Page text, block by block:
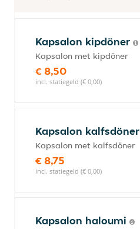
Kapsalon kipdöner
Kapsalon met kipdöner
€ 8,50
incl. statiegeld (€ 0,00)
Kapsalon kalfsdöner
Kapsalon met kalfsdöner
€ 8,75
incl. statiegeld (€ 0,00)
Kapsalon haloumi